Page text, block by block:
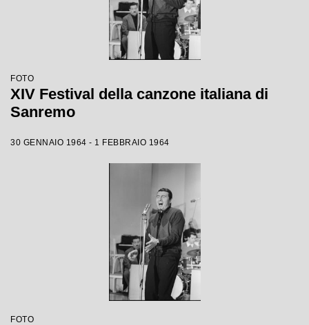
FOTO
XIV Festival della canzone italiana di
Sanremo
30 GENNAIO 1964 - 1 FEBBRAIO 1964
FOTO